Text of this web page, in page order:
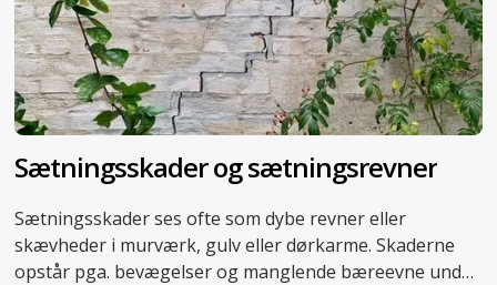
Sætningsskader og sætningsrevner
Sætningsskader ses ofte som dybe revner eller
skævheder i murværk, gulv eller dørkarme. Skaderne
opstår pga. bevægelser og manglende bæreevne under